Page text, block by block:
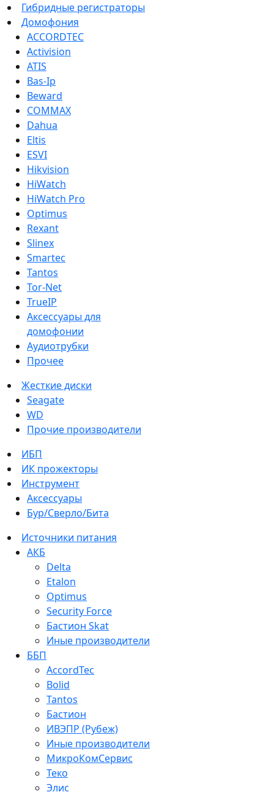
Гибридные регистраторы
Домофония
ACCORDTEC
Activision
ATIS
Bas-Ip
Beward
COMMAX
Dahua
Eltis
ESVI
Hikvision
HiWatch
HiWatch Pro
Optimus
Rexant
Slinex
Smartec
Tantos
Tor-Net
TrueIP
Аксессуары для
домофонии
Аудиотрубки
Прочее
Жесткие диски
Seagate
WD
Прочие производители
ИБП
ИК прожекторы
Инструмент
Аксессуары
Бур/Сверло/Бита
Источники питания
АКБ
Delta
Etalon
Optimus
Security Force
Бастион Skat
Иные производители
ББП
AccordTec
Bolid
Tantos
Бастион
ИВЭПР (Рубеж)
Иные производители
МикроКомСервис
Теко
Элис